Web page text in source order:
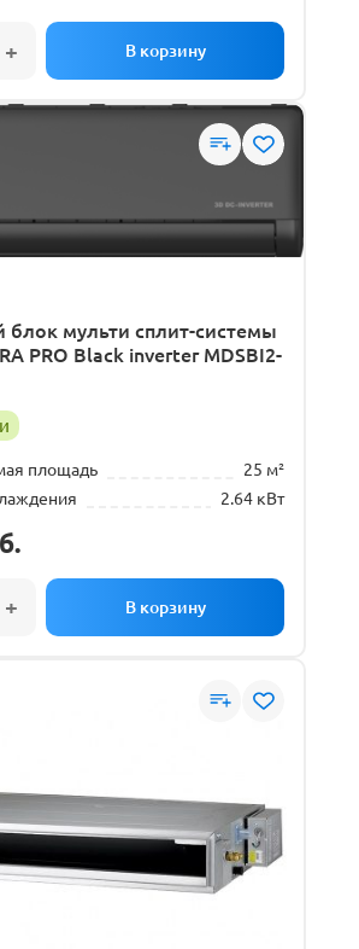
блок мульти сплит-системы
PRO Black inverter MDSBI2-
площадь
25 м²
2.64 кВт